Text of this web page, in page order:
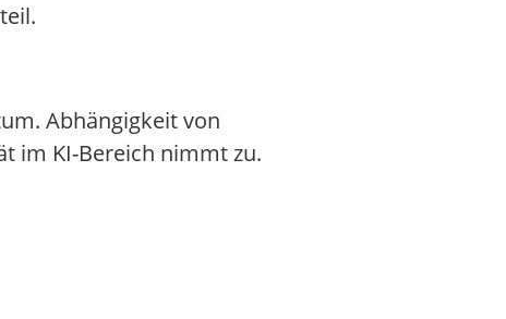
Abhängigkeit von
im KI-Bereich nimmt zu.